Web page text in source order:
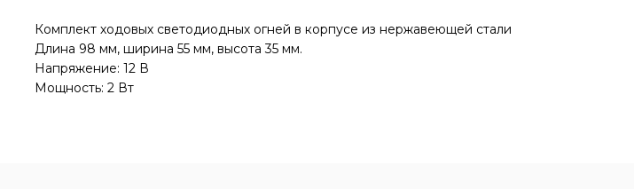
Комплект ходовых светодиодных огней в корпусе из нержавеющей стали
Длина 98 мм, ширина 55 мм, высота 35 мм.
Напряжение: 12 В
Мощность: 2 Вт